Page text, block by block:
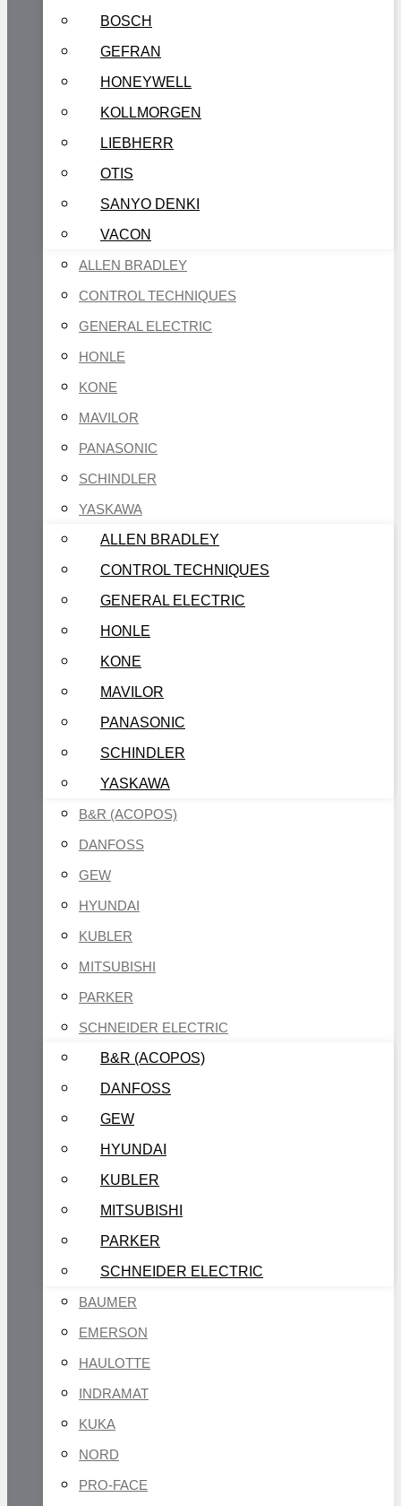
BOSCH
GEFRAN
HONEYWELL
KOLLMORGEN
LIEBHERR
OTIS
SANYO DENKI
VACON
ALLEN BRADLEY
CONTROL TECHNIQUES
GENERAL ELECTRIC
HONLE
KONE
MAVILOR
PANASONIC
SCHINDLER
YASKAWA
ALLEN BRADLEY
CONTROL TECHNIQUES
GENERAL ELECTRIC
HONLE
KONE
MAVILOR
PANASONIC
SCHINDLER
YASKAWA
B&R (ACOPOS)
DANFOSS
GEW
HYUNDAI
KUBLER
MITSUBISHI
PARKER
SCHNEIDER ELECTRIC
B&R (ACOPOS)
DANFOSS
GEW
HYUNDAI
KUBLER
MITSUBISHI
PARKER
SCHNEIDER ELECTRIC
BAUMER
EMERSON
HAULOTTE
INDRAMAT
KUKA
NORD
PRO-FACE